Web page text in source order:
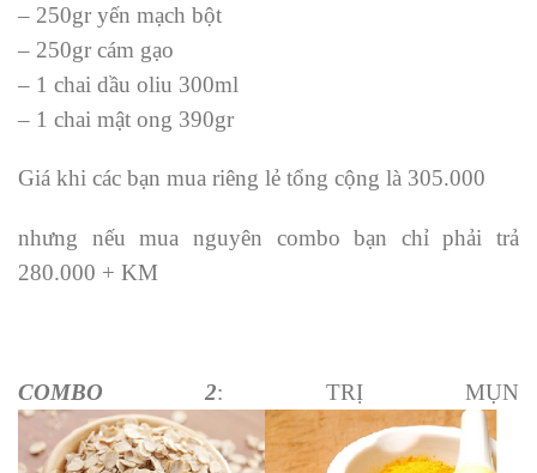
– 250gr yến mạch bột
– 250gr cám gạo
– 1 chai dầu oliu 300ml
– 1 chai mật ong 390gr
Giá khi các bạn mua riêng lẻ tổng cộng là 305.000
nhưng nếu mua nguyên combo bạn chỉ phải trả
280.000 + KM
COMBO 2: TRỊ MỤN